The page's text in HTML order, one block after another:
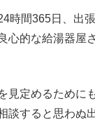
時間365日、出
心的な給湯器屋
見定めるために
談すると思わぬ